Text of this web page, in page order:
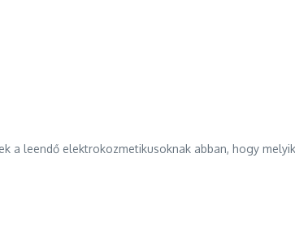
a leendő elektrokozmetikusoknak abban, hogy